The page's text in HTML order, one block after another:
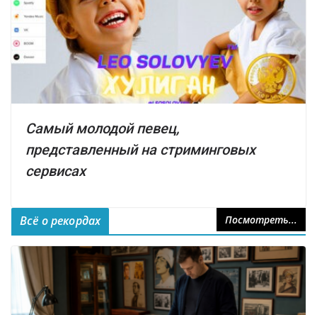
Самый молодой певец,
представленный на стриминговых
сервисах
Всё о рекордах Посмотреть...